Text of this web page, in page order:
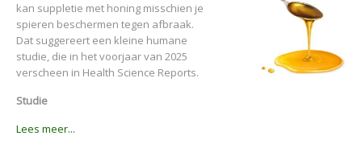
kan suppletie met honing misschien je
spieren beschermen tegen afbraak.
Dat suggereert een kleine humane
studie, die in het voorjaar van 2025
verscheen in Health Science Reports.
Studie
Lees meer...